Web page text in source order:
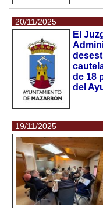
20/11/2025
El
de 18
del
19/11/2025